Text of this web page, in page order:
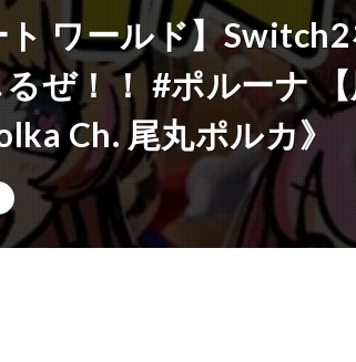
ト ワールド】
ぜ！！ #ポルーナ
Ch. 尾丸ポルカ》